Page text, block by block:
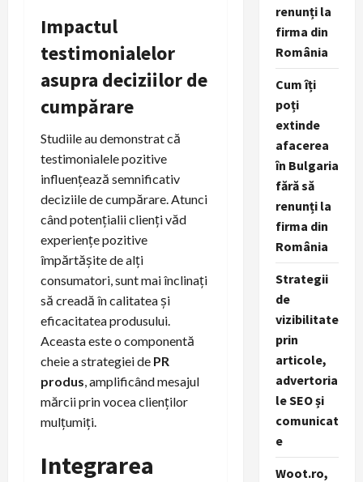
Impactul
testimonialelor
asupra deciziilor de
cumpărare
Studiile au demonstrat că
testimonialele pozitive
influențează semnificativ
deciziile de cumpărare. Atunci
când potențialii clienți văd
experiențe pozitive
împărtășite de alți
consumatori, sunt mai înclinați
să creadă în calitatea și
eficacitatea produsului.
Aceasta este o componentă
cheie a strategiei de PR
produs, amplificând mesajul
mărcii prin vocea clienților
mulțumiți.
Integrarea
renunți la
firma din
România
Cum îți
poți
extinde
afacerea
în Bulgaria
fără să
renunți la
firma din
România
Strategii
de
vizibilitate
prin
articole,
advertoria
le SEO și
comunicat
e
Woot.ro,